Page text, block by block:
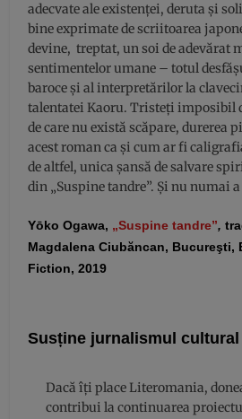
adecvate ale existenței, deruta și
bine exprimate de scriitoarea
devine, treptat, un soi de adevărat
sentimentelor umane – totul
baroce și al interpretărilor la
talentatei Kaoru. Tristeți imposibil
de care nu există scăpare, durerea
acest roman ca și cum ar fi
de altfel, unica șansă de salvare
din „Suspine tandre”. Și nu numai
Yōko Ogawa, „Suspine tandre”,t
Magdalena Ciubăncan, Bucureşti,
Fiction, 2019
Susține jurnalismul
Dacă îți place Literomania,
contribui la continuarea